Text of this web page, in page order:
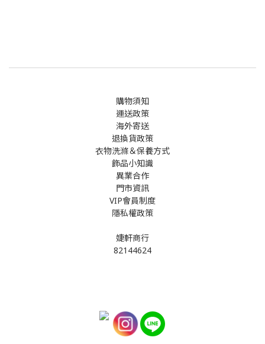
購物須知
運送政策
海外寄送
退換貨政策
衣物洗滌＆保養方式
飾品小知識
異業合作
門市資訊
VIP會員制度
隱私權政策
婕軒商行
82144624